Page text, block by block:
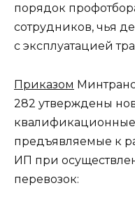
порядок
сотрудников, чья
с эксплуатацией
Приказом
282 утверждены
предъявляемые к
ИП при
перевозок: